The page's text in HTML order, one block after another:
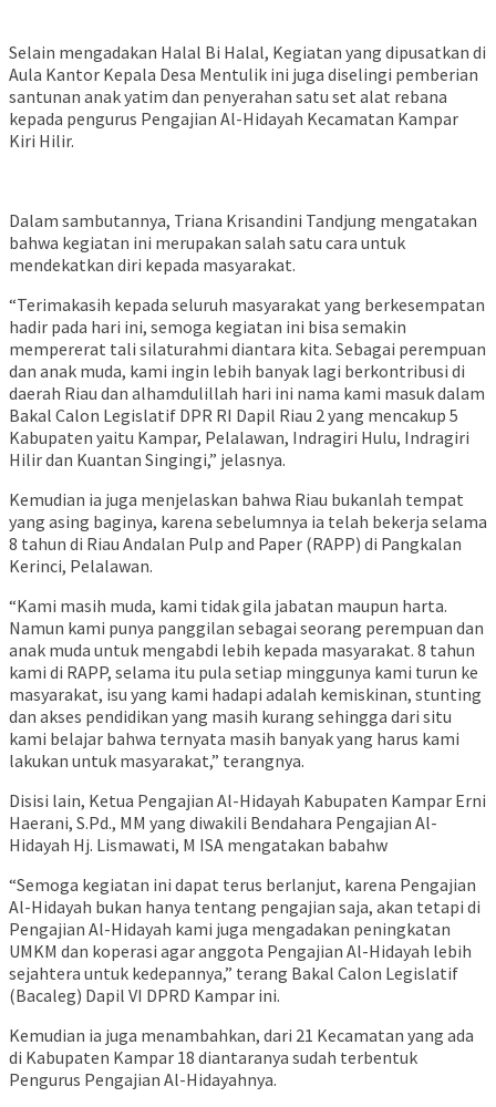
Selain mengadakan Halal Bi Halal, Kegiatan yang dipusatkan di
Aula Kantor Kepala Desa Mentulik ini juga diselingi pemberian
santunan anak yatim dan penyerahan satu set alat rebana
kepada pengurus Pengajian Al-Hidayah Kecamatan Kampar
Kiri Hilir.
Dalam sambutannya, Triana Krisandini Tandjung mengatakan
bahwa kegiatan ini merupakan salah satu cara untuk
mendekatkan diri kepada masyarakat.
“Terimakasih kepada seluruh masyarakat yang berkesempatan
hadir pada hari ini, semoga kegiatan ini bisa semakin
mempererat tali silaturahmi diantara kita. Sebagai perempuan
dan anak muda, kami ingin lebih banyak lagi berkontribusi di
daerah Riau dan alhamdulillah hari ini nama kami masuk dalam
Bakal Calon Legislatif DPR RI Dapil Riau 2 yang mencakup 5
Kabupaten yaitu Kampar, Pelalawan, Indragiri Hulu, Indragiri
Hilir dan Kuantan Singingi,” jelasnya.
Kemudian ia juga menjelaskan bahwa Riau bukanlah tempat
yang asing baginya, karena sebelumnya ia telah bekerja selama
8 tahun di Riau Andalan Pulp and Paper (RAPP) di Pangkalan
Kerinci, Pelalawan.
“Kami masih muda, kami tidak gila jabatan maupun harta.
Namun kami punya panggilan sebagai seorang perempuan dan
anak muda untuk mengabdi lebih kepada masyarakat. 8 tahun
kami di RAPP, selama itu pula setiap minggunya kami turun ke
masyarakat, isu yang kami hadapi adalah kemiskinan, stunting
dan akses pendidikan yang masih kurang sehingga dari situ
kami belajar bahwa ternyata masih banyak yang harus kami
lakukan untuk masyarakat,” terangnya.
Disisi lain, Ketua Pengajian Al-Hidayah Kabupaten Kampar Erni
Haerani, S.Pd., MM yang diwakili Bendahara Pengajian Al-
Hidayah Hj. Lismawati, M ISA mengatakan babahw
“Semoga kegiatan ini dapat terus berlanjut, karena Pengajian
Al-Hidayah bukan hanya tentang pengajian saja, akan tetapi di
Pengajian Al-Hidayah kami juga mengadakan peningkatan
UMKM dan koperasi agar anggota Pengajian Al-Hidayah lebih
sejahtera untuk kedepannya,” terang Bakal Calon Legislatif
(Bacaleg) Dapil VI DPRD Kampar ini.
Kemudian ia juga menambahkan, dari 21 Kecamatan yang ada
di Kabupaten Kampar 18 diantaranya sudah terbentuk
Pengurus Pengajian Al-Hidayahnya.